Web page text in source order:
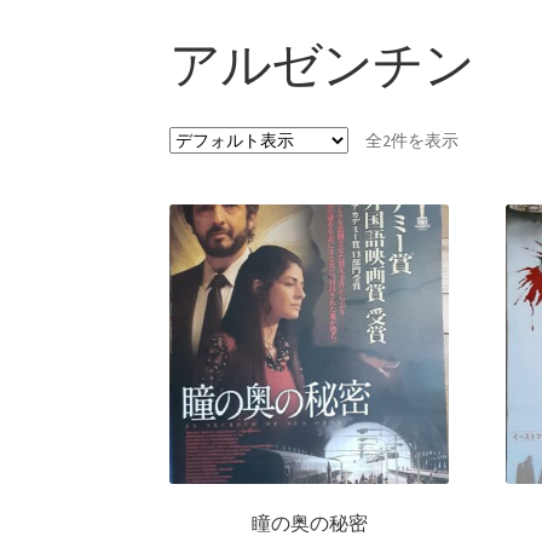
アルゼンチン
全2件を表示
瞳の奥の秘密